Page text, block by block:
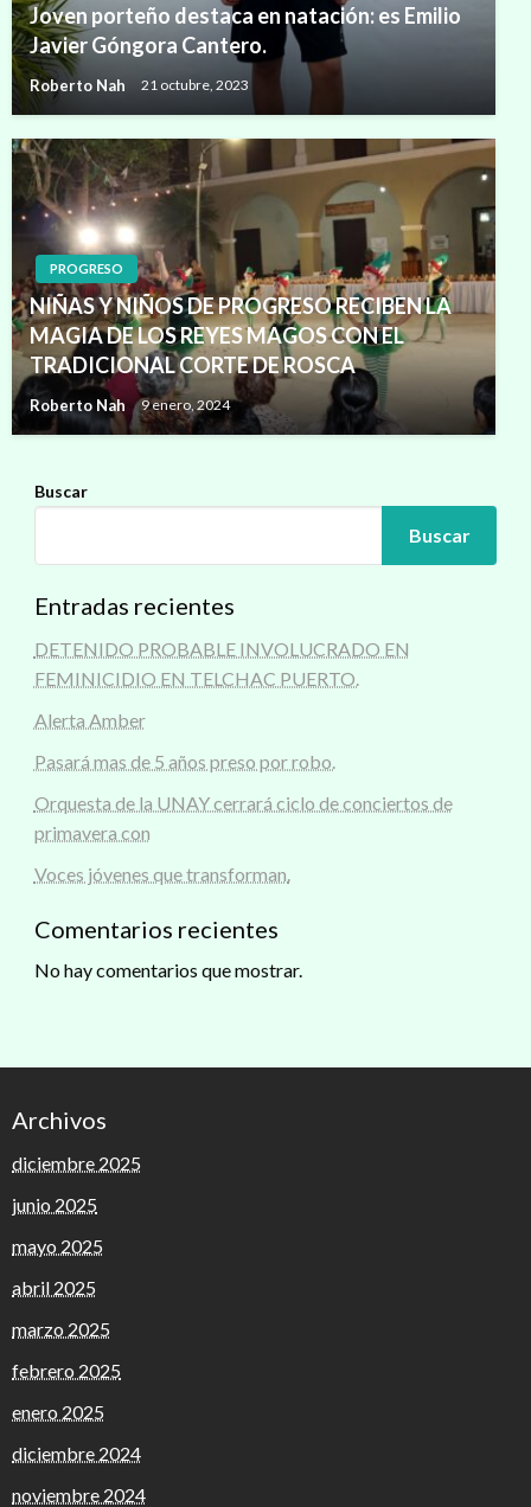
Joven porteño destaca en natación: es Emilio
Javier Góngora Cantero.
Roberto Nah 21 octubre, 2023
PROGRESO
NIÑAS Y NIÑOS DE PROGRESO RECIBEN LA
MAGIA DE LOS REYES MAGOS CON EL
TRADICIONAL CORTE DE ROSCA
Roberto Nah 9 enero, 2024
Buscar
Buscar
Entradas recientes
DETENIDO PROBABLE INVOLUCRADO EN
FEMINICIDIO EN TELCHAC PUERTO.
Alerta Amber
Pasará mas de 5 años preso por robo.
Orquesta de la UNAY cerrará ciclo de conciertos de
primavera con
Voces jóvenes que transforman.
Comentarios recientes
No hay comentarios que mostrar.
Archivos
diciembre 2025
junio 2025
mayo 2025
abril 2025
marzo 2025
febrero 2025
enero 2025
diciembre 2024
noviembre 2024